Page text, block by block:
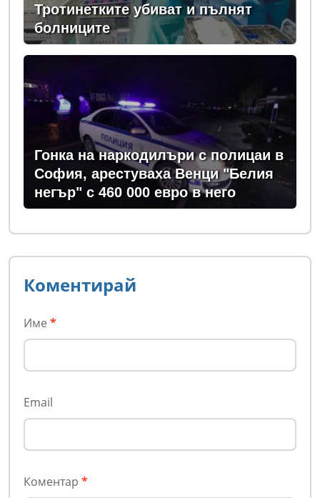
Тротинетките убиват и пълнят
болниците
Гонка на наркодилъри с полицаи в
София, арестуваха Венци "Белия
негър" с 460 000 евро в него
Коментирай
Име *
Email
Коментар *